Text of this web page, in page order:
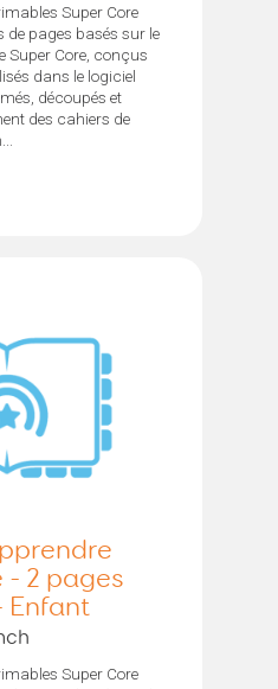
Super Core
de pages basés sur le
Super Core, conçus
dans le logiciel
découpés et
des cahiers de
- 2 pages
Enfant
Super Core